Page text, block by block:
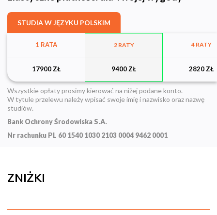
STUDIA W JĘZYKU POLSKIM
1 RATA 2 RATY 4 RATY
17900 ZŁ 9400 ZŁ 2820 ZŁ
Wszystkie opłaty prosimy kierować na niżej podane konto.
W tytule przelewu należy wpisać swoje imię i nazwisko oraz nazwę
studiów.
Bank Ochrony Środowiska S.A.
Nr rachunku PL 60 1540 1030 2103 0004 9462 0001
ZNIŻKI